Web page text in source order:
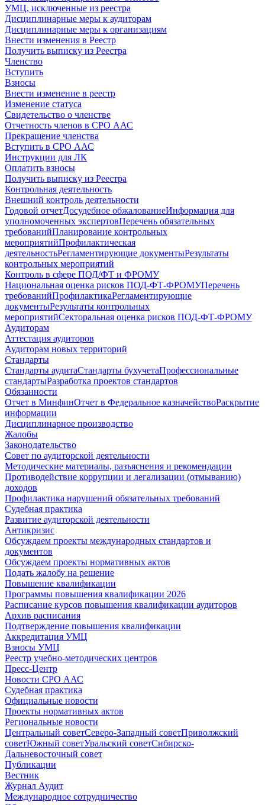
УМЦ, исключенные из реестра
Дисциплинарные меры к аудиторам
Дисциплинарные меры к организациям
Внести изменения в Реестр
Получить выписку из Реестра
Членство
Вступить
Взносы
Внести изменение в реестр
Изменение статуса
Свидетельство о членстве
Отчетность членов в СРО ААС
Прекращение членства
Вступить в СРО ААС
Инструкции для ЛК
Оплатить взносы
Получить выписку из Реестра
Контрольная деятельность
Внешний контроль деятельности
Годовой отчетДосудебное обжалованиеИнформация для
уполномоченных экспертовПеречень обязательных
требованийПланирование контрольных
мероприятийПрофилактическая
деятельностьРегламентирующие документыРезультаты
контрольных мероприятий
Контроль в сфере ПОД/ФТ и ФРОМУ
Национальная оценка рисков ПОД-ФТ-ФРОМУПеречень
требованийПрофилактикаРегламентирующие
документыРезультаты контрольных
мероприятийСекторальная оценка рисков ПОД-ФТ-ФРОМУ
Аудиторам
Аттестация аудиторов
Аудиторам новых территорий
Стандарты
Стандарты аудитаСтандарты бухучетаПрофессиональные
стандартыРазработка проектов стандартов
Обязанности
Отчет в МинфинОтчет в Федеральное казначействоРаскрытие
информации
Дисциплинарное производство
Жалобы
Законодательство
Совет по аудиторской деятельности
Методические материалы, разъяснения и рекомендации
Противодействие коррупции и легализации (отмыванию)
доходов
Профилактика нарушений обязательных требований
Судебная практика
Развитие аудиторской деятельности
Антикризис
Обсуждаем проекты международных стандартов и
документов
Обсуждаем проекты нормативных актов
Подать жалобу на решение
Повышение квалификации
Программы повышения квалификации 2026
Расписание курсов повышения квалификации аудиторов
Архив расписания
Подтверждение повышения квалификации
Аккредитация УМЦ
Взносы УМЦ
Реестр учебно-методических центров
Пресс-Центр
Новости СРО ААС
Судебная практика
Официальные новости
Проекты нормативных актов
Региональные новости
Центральный советСеверо-Западный советПриволжский
советЮжный советУральский советСибирско-
Дальневосточный совет
Публикации
Вестник
Журнал Аудит
Международное сотрудничество